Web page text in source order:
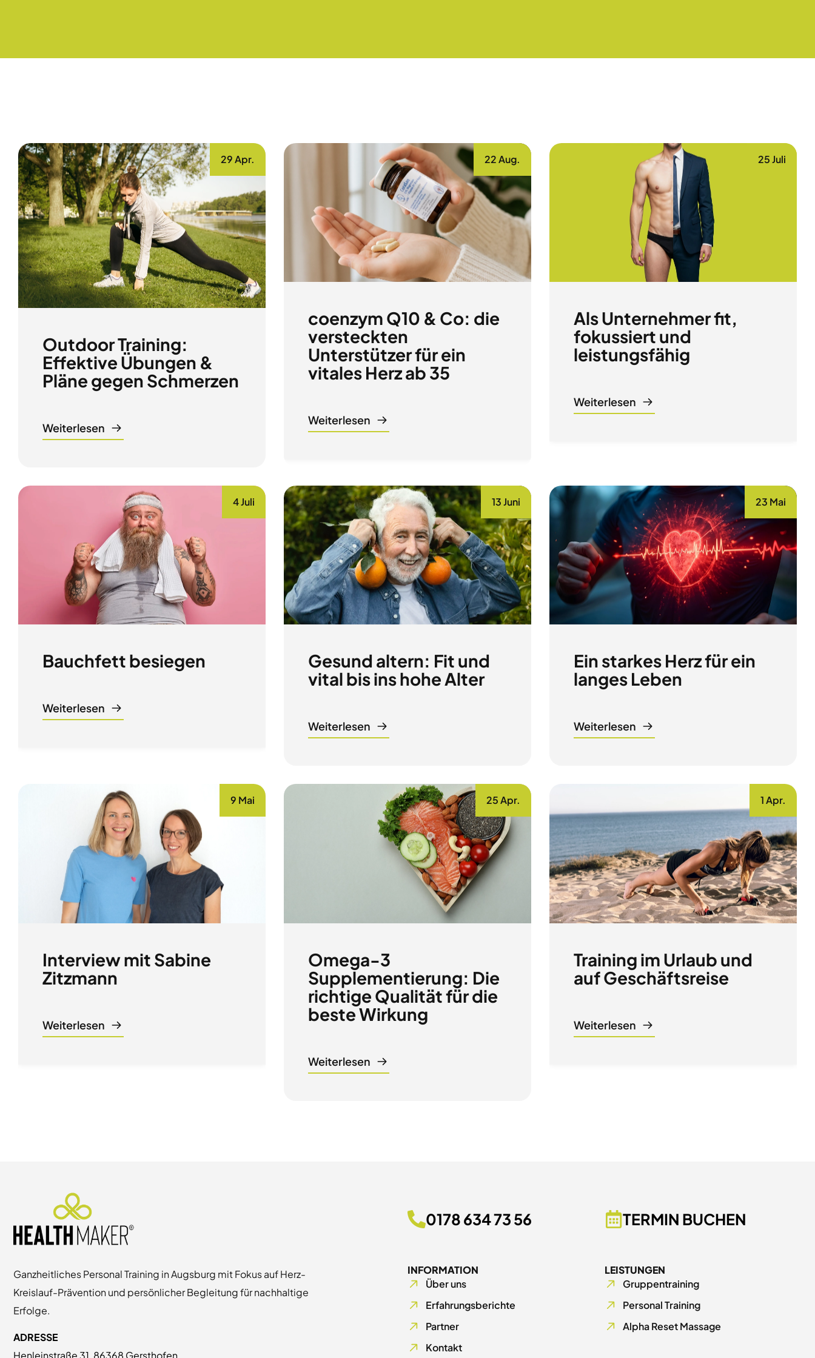
29 Apr.
Outdoor Training:
Effektive Übungen &
Pläne gegen Schmerzen
Weiterlesen
22 Aug.
coenzym Q10 & Co: die
versteckten
Unterstützer für ein
vitales Herz ab 35
Weiterlesen
25 Juli
Als Unternehmer fit,
fokussiert und
leistungsfähig
Weiterlesen
4 Juli
Bauchfett besiegen
Weiterlesen
13 Juni
Gesund altern: Fit und
vital bis ins hohe Alter
Weiterlesen
23 Mai
Ein starkes Herz für ein
langes Leben
Weiterlesen
9 Mai
Interview mit Sabine
Zitzmann
Weiterlesen
25 Apr.
Omega-3
Supplementierung: Die
richtige Qualität für die
beste Wirkung
Weiterlesen
1 Apr.
Training im Urlaub und
auf Geschäftsreise
Weiterlesen
0178 634 73 56 TERMIN BUCHEN
Ganzheitliches Personal Training in Augsburg mit Fokus auf Herz-
Kreislauf-Prävention und persönlicher Begleitung für nachhaltige
Erfolge.
ADRESSE
Henleinstraße 31, 86368 Gersthofen
INFORMATION
Über uns
Erfahrungsberichte
Partner
Kontakt
LEISTUNGEN
Gruppentraining
Personal Training
Alpha Reset Massage